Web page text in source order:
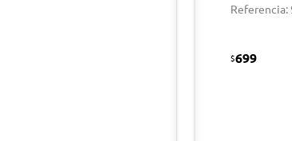
Referencia:
$699